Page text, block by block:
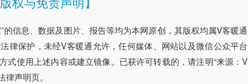
的信息、数据及图片、报告等均为本网原创，其版权均属V客暖通
律保护，未经V客暖通允许，任何媒体、网站以及微信公众平台
式使用上述内容或建立镜像。已获许可转载的，请注明“来源：V
声明页。